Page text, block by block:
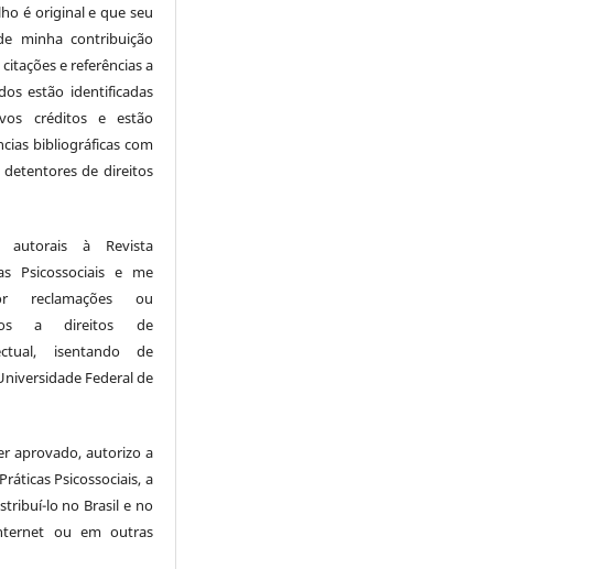
é original e que seu
minha contribuição
e referências a
estão identificadas
créditos e estão
bibliográficas com
detentores de direitos
à Revista
Psicossociais e me
reclamações ou
a direitos de
isentando de
Federal de
aprovado, autorizo a
Psicossociais, a
lo no Brasil e no
ou em outras